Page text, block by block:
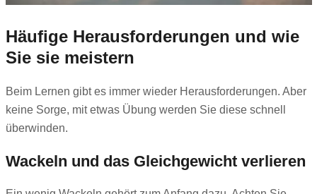
Häufige Herausforderungen und wie
Sie sie meistern
Beim Lernen gibt es immer wieder Herausforderungen. Aber
keine Sorge, mit etwas Übung werden Sie diese schnell
überwinden.
Wackeln und das Gleichgewicht verlieren